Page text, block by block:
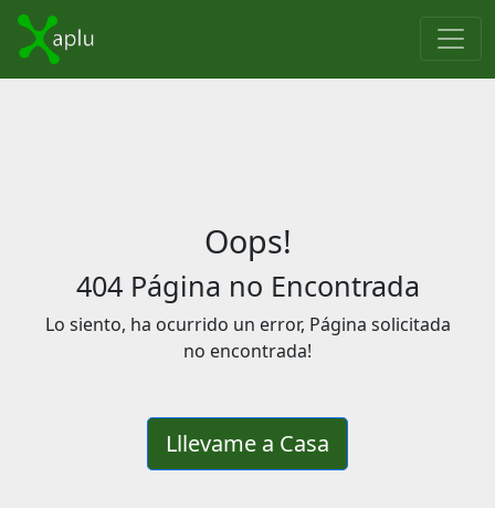
Oops!
404 Página no Encontrada
Lo siento, ha ocurrido un error, Página solicitada
no encontrada!
Lllevame a Casa